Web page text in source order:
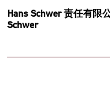
Hans Schwer 责任有限
Schwer